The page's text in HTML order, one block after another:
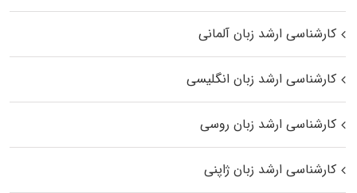
کارشناسی ارشد زبان آلمانی
کارشناسی ارشد زبان انگلیسی
کارشناسی ارشد زبان روسی
کارشناسی ارشد زبان ژاپنی